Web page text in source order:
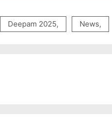
Deepam 2025, News,